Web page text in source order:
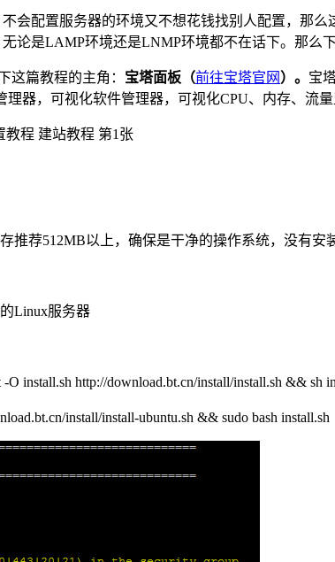
会配置服务器的环境又不想花钱找别人配置，那
论是LAMP环境还是LNMP环境都不在话下。那么
这篇教程的主角： 宝塔面板（前往宝塔官网 ）。 宝
器，可视化软件管理器，可视化CPU、内存、流
推荐512MB以上，确保是干净的操作系统，没有安
Linux服务器
install.sh http://download.bt.cn/install/install.sh && sh
install/install-ubuntu.sh && sudo bash install.sh